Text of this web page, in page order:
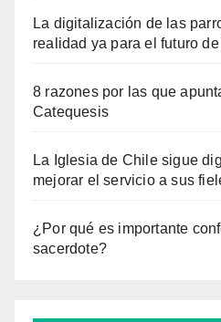
La digitalización de las
realidad ya para el futuro
8 razones por las que
Catequesis
La Iglesia de Chile sigue
mejorar el servicio a sus
¿Por qué es importante
sacerdote?